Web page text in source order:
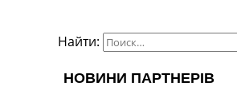
Найти: